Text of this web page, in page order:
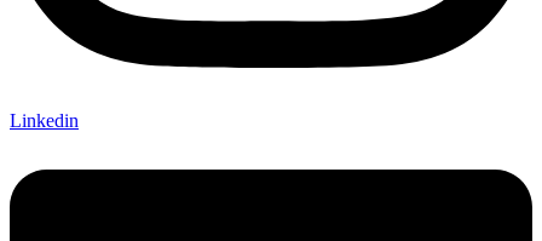
Linkedin